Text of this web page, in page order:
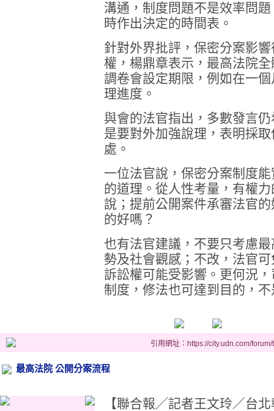
溝通，制度問題不是效率問
時作出決定的時間表。
針對外界批評，保密分案影
權，楊鼎章表示，最高法院
調卷會設定期限，例如在一
理進度。
與會的法官指出，多數發言
是要對外加強說理，表明採
處。
一位法官說，保密分案制度
的道理。從人性考量，有權
說；提前公開案件承審法官
的好嗎？
也有法官建議，不要只考慮
勢及社會觀感；不改，法官
訴訟權可能受影響。更何況
制度，修法也可達到目的，
引用網址：https://city.udn.com/
最高法院 公開分案流程
【聯合報╱記者王文玲／台